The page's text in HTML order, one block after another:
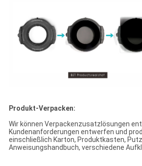
Produkt-Verpacken:
Wir können Verpackenzusatzlösungen
Kundenanforderungen entwerfen und
einschließlich Karton, Produktkasten,
Anweisungshandbuch, verschiedene